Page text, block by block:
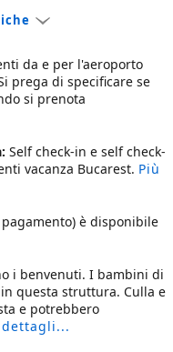
da e per l'aeroporto
prega di specificare se
si prenota
Self check-in e self check-
vacanza Bucarest. Più
è disponibile
i benvenuti. I bambini di
questa struttura. Culla e
e potrebbero
dettagli...